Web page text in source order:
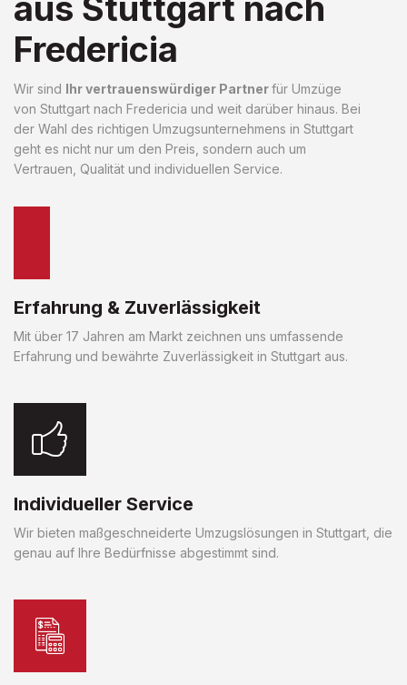
Fredericia
Wir sind Ihr vertrauenswürdiger Partnerfür Umzüge
von Stuttgart nach Fredericia und weit darüber hinaus. Bei
der Wahl des richtigen Umzugsunternehmens in Stuttgart
geht es nicht nur um den Preis, sondern auch um
Vertrauen, Qualität und individuellen Service.
Erfahrung & Zuverlässigkeit
Mit über 17 Jahren am Markt zeichnen uns umfassende
Erfahrung und bewährte Zuverlässigkeit in Stuttgart aus.
Individueller Service
Wir bieten maßgeschneiderte Umzugslösungen in Stuttgart, die
genau auf Ihre Bedürfnisse abgestimmt sind.